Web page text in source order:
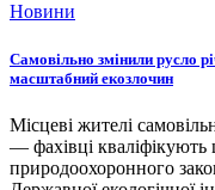
Новини
Самовільно змінили русло
масштабний екозлочин
Місцеві жителі
— фахівці
природоохоронного